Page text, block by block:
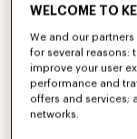
WELCOME TO
We and our
for several reasons:
improve your user
performance and
offers and services;
networks.